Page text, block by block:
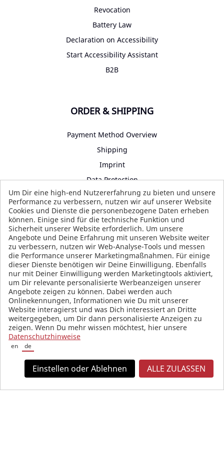
Revocation
Battery Law
Declaration on Accessibility
Start Accessibility Assistant
B2B
ORDER & SHIPPING
Payment Method Overview
Shipping
Imprint
Data Protection
Terms and Conditions
SOCIAL MEDIA
Um Dir eine high-end Nutzererfahrung zu bieten und unsere
Performance zu verbessern, nutzen wir auf unserer Website
Cookies und Dienste die personenbezogene Daten erheben
können. Einige sind für die technische Funktion und
Sicherheit unserer Website erforderlich. Um unsere
Angebote und Deine Erfahrung mit unseren Website weiter
zu verbessern, nutzen wir Web-Analyse-Tools und messen
die Performance unserer Marketingmaßnahmen. Für einige
dieser Dienste benötigen wir Deine Einwilligung. Ebenfalls
nur mit Deiner Einwilligung werden Marketingtools aktiviert,
um Dir relevante personalisierte Werbeanzeigen unserer
Angebote zeigen zu können. Dabei werden auch
Onlinekennungen, Informationen wie Du mit unserer
Website interagierst und was Dich interessiert an Dritte
weitergegeben, um Dir dann personalisierte Anzeigen zu
zeigen. Wenn Du mehr wissen möchtest, hier unsere
Datenschutzhinweise
en de
Einstellen oder Ablehnen ALLE ZULASSEN